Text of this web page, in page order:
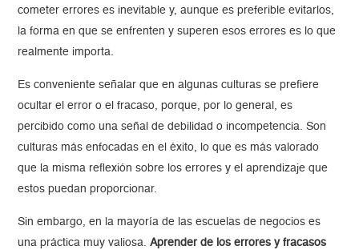
cometer errores es inevitable y, aunque es preferible evitarlos,
la forma en que se enfrenten y superen esos errores es lo que
realmente importa.
Es conveniente señalar que en algunas culturas se prefiere
ocultar el error o el fracaso, porque, por lo general, es
percibido como una señal de debilidad o incompetencia. Son
culturas más enfocadas en el éxito, lo que es más valorado
que la misma reflexión sobre los errores y el aprendizaje que
estos puedan proporcionar.
Sin embargo, en la mayoría de las escuelas de negocios es
una práctica muy valiosa.Aprender de los errores y fracasos